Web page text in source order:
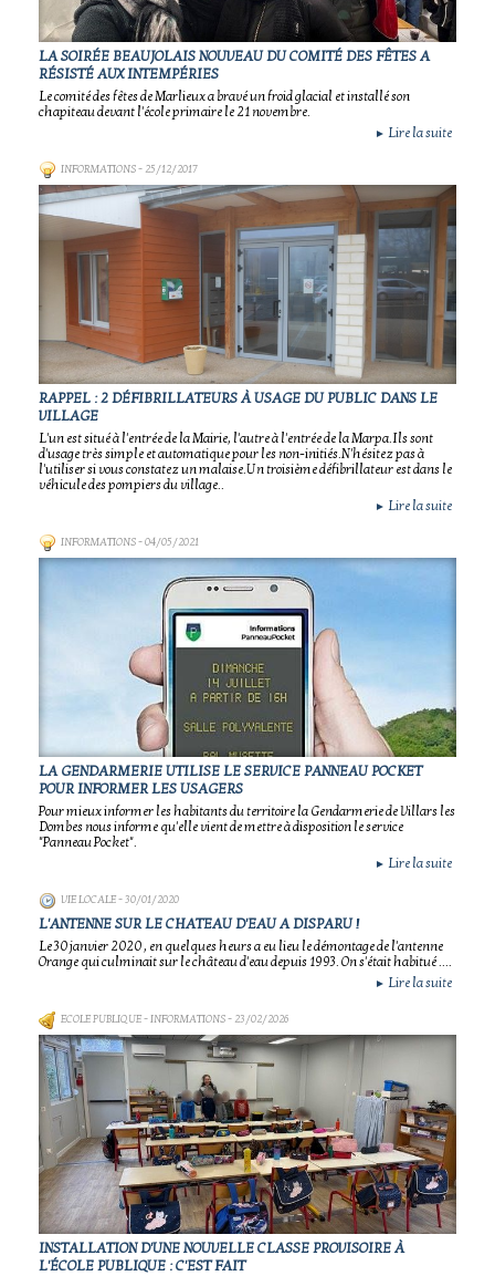
LA SOIRÉE BEAUJOLAIS NOUVEAU DU COMITÉ DES FÊTES A
RÉSISTÉ AUX INTEMPÉRIES
Le comité des fêtes de Marlieux a bravé un froid glacial et installé son
chapiteau devant l'école primaire le 21 novembre.
► Lire la suite
INFORMATIONS- 25/12/2017
RAPPEL : 2 DÉFIBRILLATEURS À USAGE DU PUBLIC DANS LE
VILLAGE
L'un est situé à l'entrée de la Mairie, l'autre à l'entrée de la Marpa.Ils sont
d'usage très simple et automatique pour les non-initiés.N'hésitez pas à
l'utiliser si vous constatez un malaise.Un troisième défibrillateur est dans le
véhicule des pompiers du village..
► Lire la suite
INFORMATIONS- 04/05/2021
LA GENDARMERIE UTILISE LE SERVICE PANNEAU POCKET
POUR INFORMER LES USAGERS
Pour mieux informer les habitants du territoire la Gendarmerie de Villars les
Dombes nous informe qu'elle vient de mettre à disposition le service
"Panneau Pocket".
► Lire la suite
VIE LOCALE- 30/01/2020
L'ANTENNE SUR LE CHATEAU D'EAU A DISPARU !
Le 30 janvier 2020 , en quelques heurs a eu lieu le démontage de l'antenne
Orange qui culminait sur le château d'eau depuis 1993. On s'était habitué ....
► Lire la suite
ECOLE PUBLIQUE - INFORMATIONS- 23/02/2026
INSTALLATION D'UNE NOUVELLE CLASSE PROVISOIRE À
L'ÉCOLE PUBLIQUE : C'EST FAIT